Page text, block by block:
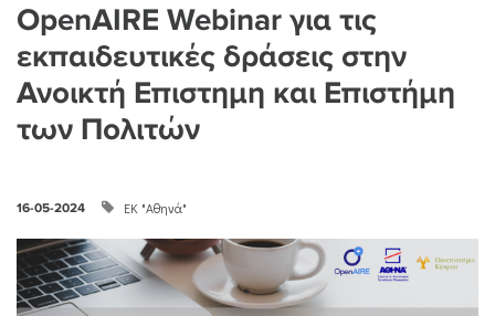
OpenAIRE Webinar για τις
εκπαιδευτικές δράσεις στην
Ανοικτή Επιστημη και Επιστήμη
των Πολιτών
16-05-2024 ΕΚ "Αθηνά"